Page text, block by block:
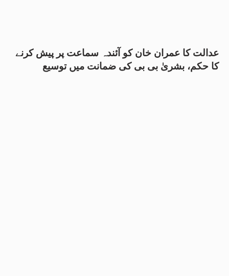
عدالت کا عمران خان کو آئندہ سماعت پر پیش کرنے
کا حکم، بشریٰ بی بی کی ضمانت میں توسیع